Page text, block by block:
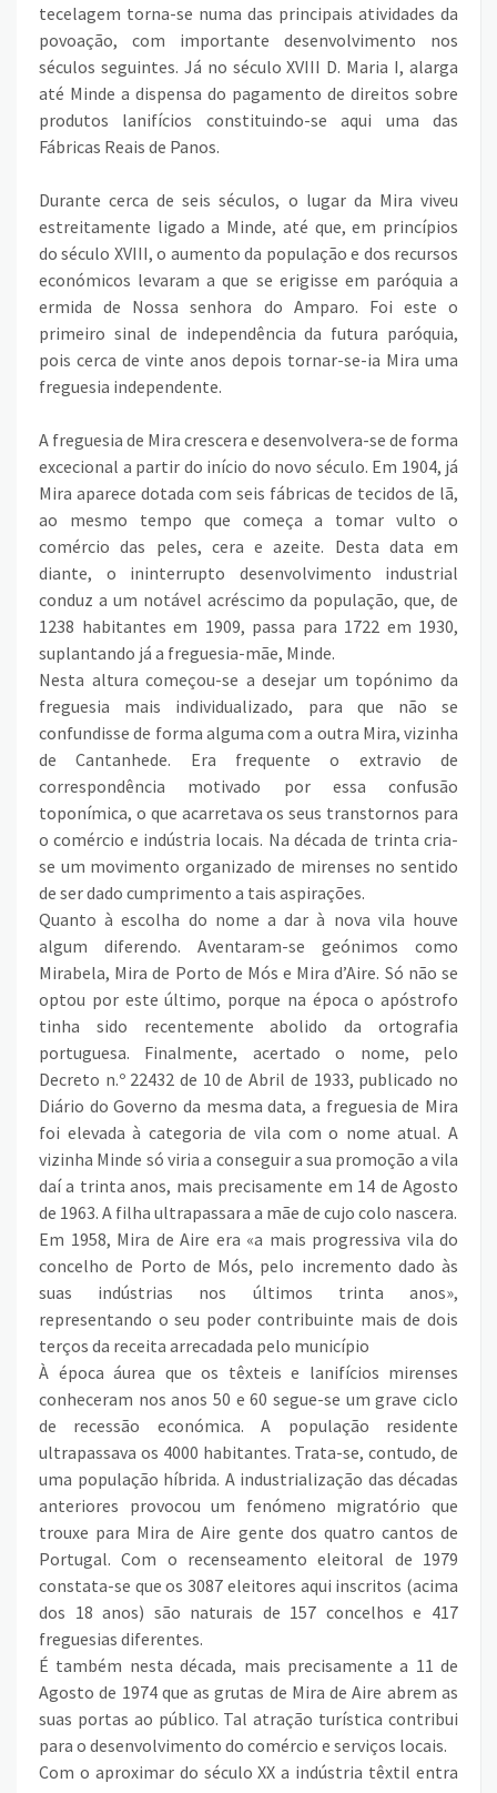
tecelagem torna-se numa das principais atividades da
povoação, com importante desenvolvimento nos
séculos seguintes. Já no século XVIII D. Maria I, alarga
até Minde a dispensa do pagamento de direitos sobre
produtos lanifícios constituindo-se aqui uma das
Fábricas Reais de Panos.
Durante cerca de seis séculos, o lugar da Mira viveu
estreitamente ligado a Minde, até que, em princípios
do século XVIII, o aumento da população e dos recursos
económicos levaram a que se erigisse em paróquia a
ermida de Nossa senhora do Amparo. Foi este o
primeiro sinal de independência da futura paróquia,
pois cerca de vinte anos depois tornar-se-ia Mira uma
freguesia independente.
A freguesia de Mira crescera e desenvolvera-se de forma
excecional a partir do início do novo século. Em 1904, já
Mira aparece dotada com seis fábricas de tecidos de lã,
ao mesmo tempo que começa a tomar vulto o
comércio das peles, cera e azeite. Desta data em
diante, o ininterrupto desenvolvimento industrial
conduz a um notável acréscimo da população, que, de
1238 habitantes em 1909, passa para 1722 em 1930,
suplantando já a freguesia-mãe, Minde.
Nesta altura começou-se a desejar um topónimo da
freguesia mais individualizado, para que não se
confundisse de forma alguma com a outra Mira, vizinha
de Cantanhede. Era frequente o extravio de
correspondência motivado por essa confusão
toponímica, o que acarretava os seus transtornos para
o comércio e indústria locais. Na década de trinta cria-
se um movimento organizado de mirenses no sentido
de ser dado cumprimento a tais aspirações.
Quanto à escolha do nome a dar à nova vila houve
algum diferendo. Aventaram-se geónimos como
Mirabela, Mira de Porto de Mós e Mira d’Aire. Só não se
optou por este último, porque na época o apóstrofo
tinha sido recentemente abolido da ortografia
portuguesa. Finalmente, acertado o nome, pelo
Decreto n.º 22432 de 10 de Abril de 1933, publicado no
Diário do Governo da mesma data, a freguesia de Mira
foi elevada à categoria de vila com o nome atual. A
vizinha Minde só viria a conseguir a sua promoção a vila
daí a trinta anos, mais precisamente em 14 de Agosto
de 1963. A filha ultrapassara a mãe de cujo colo nascera.
Em 1958, Mira de Aire era «a mais progressiva vila do
concelho de Porto de Mós, pelo incremento dado às
suas indústrias nos últimos trinta anos»,
representando o seu poder contribuinte mais de dois
terços da receita arrecadada pelo município
À época áurea que os têxteis e lanifícios mirenses
conheceram nos anos 50 e 60 segue-se um grave ciclo
de recessão económica. A população residente
ultrapassava os 4000 habitantes. Trata-se, contudo, de
uma população híbrida. A industrialização das décadas
anteriores provocou um fenómeno migratório que
trouxe para Mira de Aire gente dos quatro cantos de
Portugal. Com o recenseamento eleitoral de 1979
constata-se que os 3087 eleitores aqui inscritos (acima
dos 18 anos) são naturais de 157 concelhos e 417
freguesias diferentes.
É também nesta década, mais precisamente a 11 de
Agosto de 1974 que as grutas de Mira de Aire abrem as
suas portas ao público. Tal atração turística contribui
para o desenvolvimento do comércio e serviços locais.
Com o aproximar do século XX a indústria têxtil entra